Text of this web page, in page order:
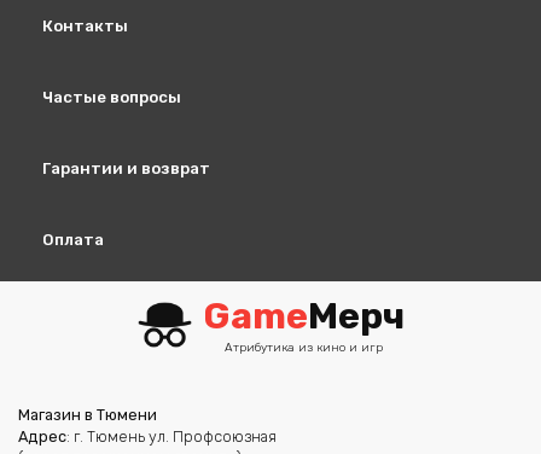
Контакты
Частые вопросы
Гарантии и возврат
Оплата
GameМерч
Атрибутика из кино и игр
Магазин в Тюмени
Адрес: г. Тюмень ул. Профсоюзная